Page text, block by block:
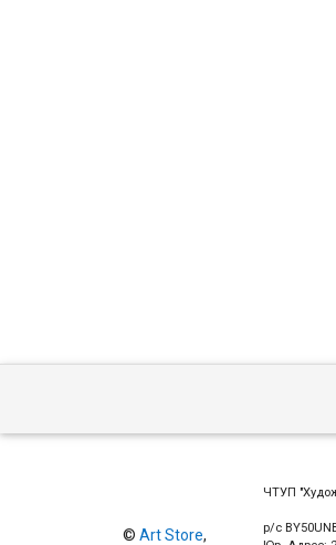
©Art Store,
ЧТУП
р/с